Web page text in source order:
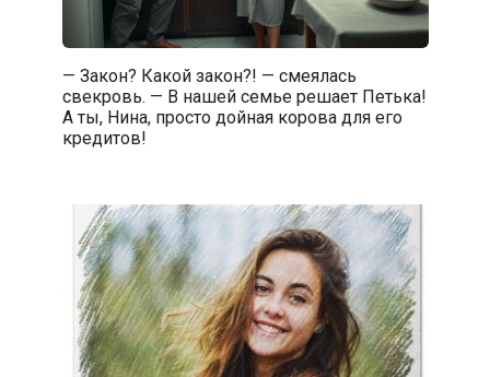
— Закон? Какой закон?! — смеялась
свекровь. — В нашей семье решает Петька!
А ты, Нина, просто дойная корова для его
кредитов!